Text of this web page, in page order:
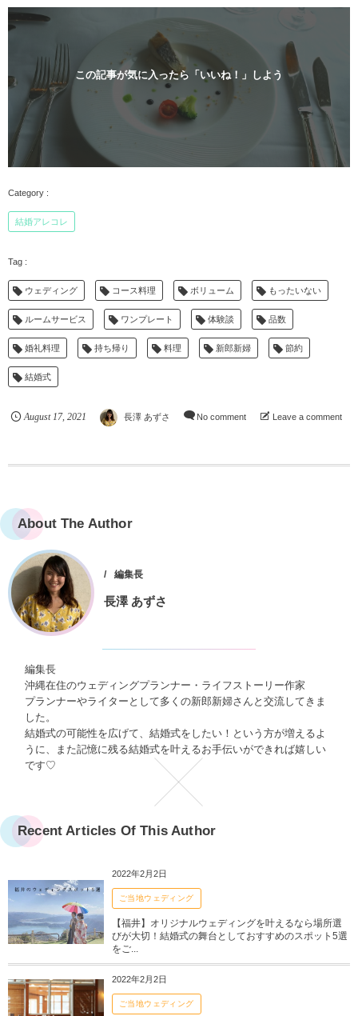
この記事が気に入ったら「いいね！」しよう
結婚アレコレ
ウェディング コース料理 ボリューム もったいない
ルームサービス ワンプレート 体験談 品数
婚礼料理 持ち帰り 料理 新郎新婦 節約
結婚式
August 17, 2021 長澤 あずさ No comment Leave a comment
About The Author
編集長
長澤 あずさ
編集長
沖縄在住のウェディングプランナー・ライフストーリー作家
プランナーやライターとして多くの新郎新婦さんと交流してきま
した。
結婚式の可能性を広げて、結婚式をしたい！という方が増えるよ
うに、また記憶に残る結婚式を叶えるお手伝いができれば嬉しい
です♡
Recent Articles Of This Author
2022年2月2日
ご当地ウェディング
【福井】オリジナルウェディングを叶えるなら場所選
びが大切！結婚式の舞台としておすすめのスポット5選
をご...
2022年2月2日
ご当地ウェディング